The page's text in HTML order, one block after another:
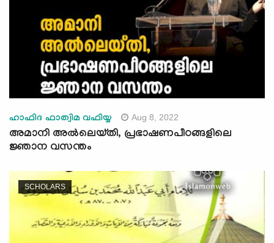
ഹാഫിദ ഫാത്വിമ വഫിയ്യ Aug 8, 2022
അമാനി അൽലെയ്തി, പ്രഭാഷണപീഠങ്ങളിലെ
ജ്ഞാന വസന്തം
SCHOLARS